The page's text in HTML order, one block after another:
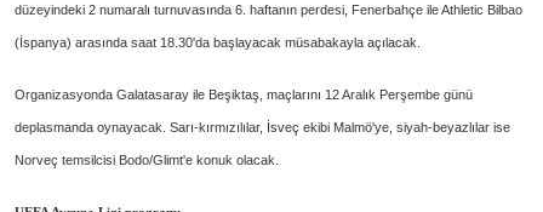
düzeyindeki 2 numaralı turnuvasında 6. haftanın perdesi, Fenerbahçe ile Athletic Bilbao
(İspanya) arasında saat 18.30'da başlayacak müsabakayla açılacak.
Organizasyonda Galatasaray ile Beşiktaş, maçlarını 12 Aralık Perşembe günü
deplasmanda oynayacak. Sarı-kırmızılılar, İsveç ekibi Malmö'ye, siyah-beyazlılar ise
Norveç temsilcisi Bodo/Glimt'e konuk olacak.